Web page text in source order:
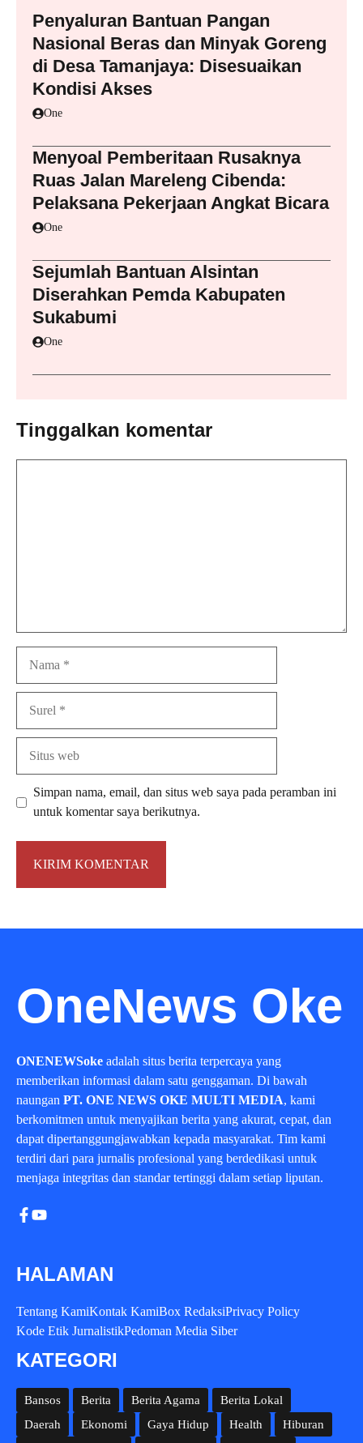
Penyaluran Bantuan Pangan
Nasional Beras dan Minyak Goreng
di Desa Tamanjaya: Disesuaikan
Kondisi Akses
One
Menyoal Pemberitaan Rusaknya
Ruas Jalan Mareleng Cibenda:
Pelaksana Pekerjaan Angkat Bicara
One
Sejumlah Bantuan Alsintan
Diserahkan Pemda Kabupaten
Sukabumi
One
Tinggalkan komentar
Simpan nama, email, dan situs web saya pada peramban ini
untuk komentar saya berikutnya.
OneNews Oke
ONENEWSoke adalah situs berita terpercaya yang
memberikan informasi dalam satu genggaman. Di bawah
naungan PT. ONE NEWS OKE MULTI MEDIA, kami
berkomitmen untuk menyajikan berita yang akurat, cepat, dan
dapat dipertanggungjawabkan kepada masyarakat. Tim kami
terdiri dari para jurnalis profesional yang berdedikasi untuk
menjaga integritas dan standar tertinggi dalam setiap liputan.
HALAMAN
Tentang KamiKontak KamiBox RedaksiPrivacy Policy
Kode Etik JurnalistikPedoman Media Siber
KATEGORI
Bansos Berita Berita Agama
Berita Lokal
Daerah
Ekonomi Gaya Hidup Health
Hiburan